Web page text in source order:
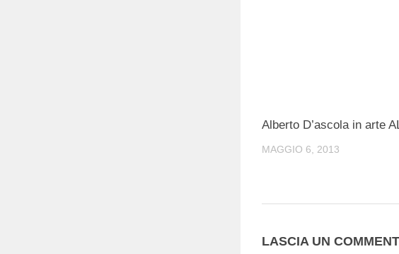
Alberto D’ascola in arte
MAGGIO 6, 2013
LASCIA UN